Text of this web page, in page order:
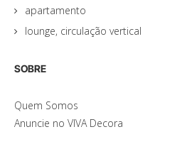
apartamento
lounge, circulação vertical
SOBRE
Quem Somos
Anuncie no VIVA Decora